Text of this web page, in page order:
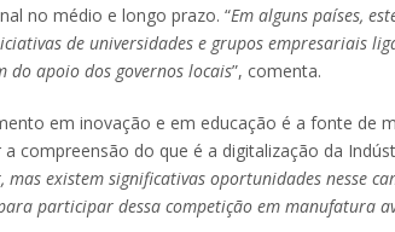
no médio e longo prazo. “Em alguns países,
de universidades e grupos empresariais
do apoio dos governos locais”, comenta.
em inovação e em educação é a fonte de
compreensão do que é a digitalização da
existem significativas oportunidades nesse
participar dessa competição em manufatura